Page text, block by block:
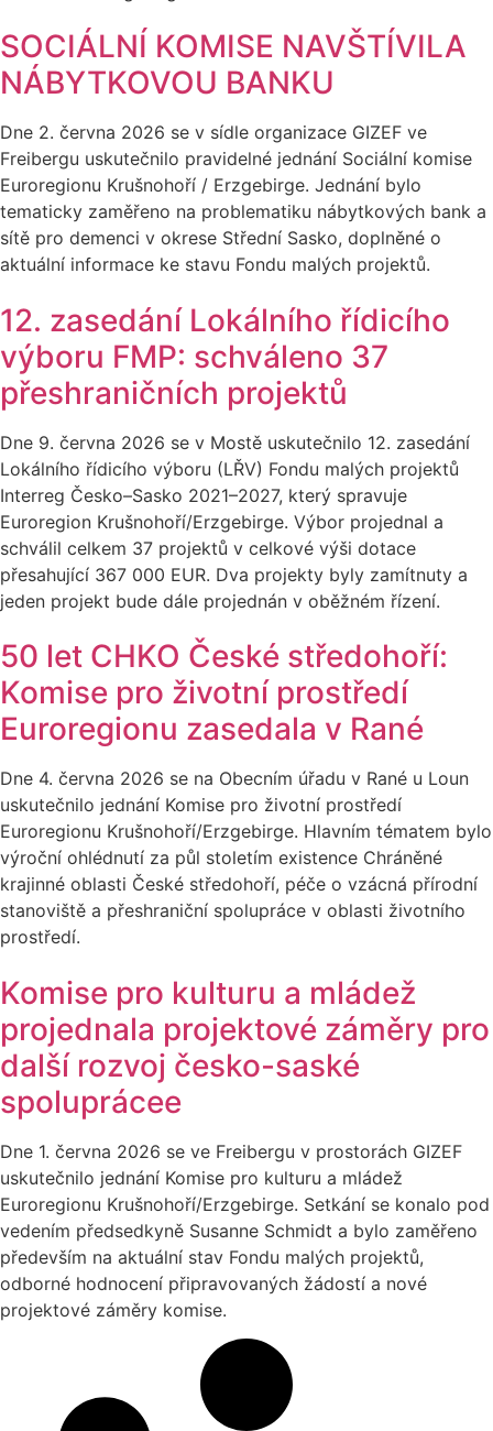
SOCIÁLNÍ KOMISE NAVŠTÍVILA
NÁBYTKOVOU BANKU
Dne 2. června 2026 se v sídle organizace GIZEF ve
Freibergu uskutečnilo pravidelné jednání Sociální komise
Euroregionu Krušnohoří / Erzgebirge. Jednání bylo
tematicky zaměřeno na problematiku nábytkových bank a
sítě pro demenci v okrese Střední Sasko, doplněné o
aktuální informace ke stavu Fondu malých projektů.
12. zasedání Lokálního řídicího
výboru FMP: schváleno 37
přeshraničních projektů
Dne 9. června 2026 se v Mostě uskutečnilo 12. zasedání
Lokálního řídicího výboru (LŘV) Fondu malých projektů
Interreg Česko–Sasko 2021–2027, který spravuje
Euroregion Krušnohoří/Erzgebirge. Výbor projednal a
schválil celkem 37 projektů v celkové výši dotace
přesahující 367 000 EUR. Dva projekty byly zamítnuty a
jeden projekt bude dále projednán v oběžném řízení.
50 let CHKO České středohoří:
Komise pro životní prostředí
Euroregionu zasedala v Rané
Dne 4. června 2026 se na Obecním úřadu v Rané u Loun
uskutečnilo jednání Komise pro životní prostředí
Euroregionu Krušnohoří/Erzgebirge. Hlavním tématem bylo
výroční ohlédnutí za půl stoletím existence Chráněné
krajinné oblasti České středohoří, péče o vzácná přírodní
stanoviště a přeshraniční spolupráce v oblasti životního
prostředí.
Komise pro kulturu a mládež
projednala projektové záměry pro
další rozvoj česko-saské
spoluprácee
Dne 1. června 2026 se ve Freibergu v prostorách GIZEF
uskutečnilo jednání Komise pro kulturu a mládež
Euroregionu Krušnohoří/Erzgebirge. Setkání se konalo pod
vedením předsedkyně Susanne Schmidt a bylo zaměřeno
především na aktuální stav Fondu malých projektů,
odborné hodnocení připravovaných žádostí a nové
projektové záměry komise.